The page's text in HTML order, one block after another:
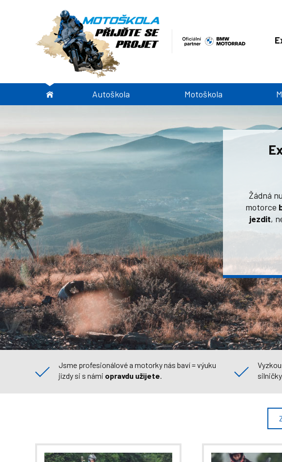
Autoškola Motoškola
Žádná
motorce
jezdit,
Jsme profesionálové a motorky nás baví = výuku
jízdy si s námi opravdu užijete.